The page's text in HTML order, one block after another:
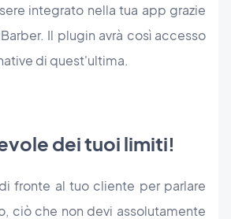
integrato nella tua app grazie
Il plugin avrà così accesso
di quest'ultima.
dei tuoi limiti!
fronte al tuo cliente per parlare
ciò che non devi assolutamente